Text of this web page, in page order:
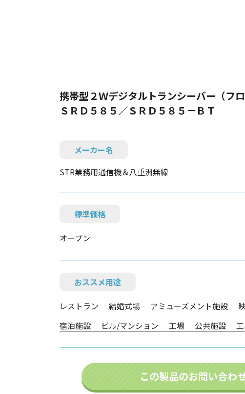
携帯型２Ｗデジタルトランシーバー（フ
ＳＲＤ５８５／ＳＲＤ５８５－ＢＴ
メーカー名
STR業務用通信機＆八重洲無線
標準価格
オープン
おススメ用途
レストラン 結婚式場 アミューズメント施設
宿泊施設
ビル/マンション 工場 公共施設
この製品のお問い合わ